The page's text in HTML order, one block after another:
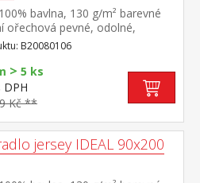
bavlna, 130 g/m² barevné
ořechová pevné, odolné,
obšito gumou pro matrace
25 cm pratelné do 60 °C
B20080106
> 5 ks
DPH
Kč **
jersey IDEAL 90x200